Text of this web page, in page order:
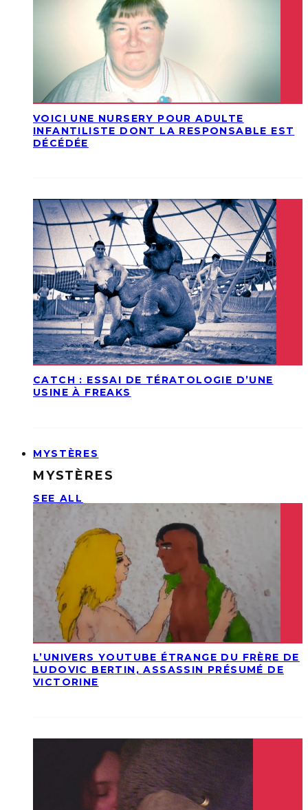
VOICI UNE NURSERY POUR ADULTE
INFANTILISTE DONT LA RESPONSABLE EST
DÉCÉDÉE
CATCH : ESSAI DE TÉRATOLOGIE D’UNE
USINE À FREAKS
MYSTÈRES
MYSTÈRES
SEE ALL
L’UNIVERS YOUTUBE ÉTRANGE DU FRÈRE DE
LUDOVIC BERTIN, ASSASSIN PRÉSUMÉ DE
VICTORINE